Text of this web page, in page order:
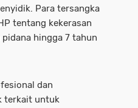
Para tersangka
tentang kekerasan
hingga 7 tahun
dan
terkait untuk